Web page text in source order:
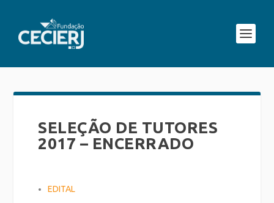
SELEÇÃO DE TUTORES
2017 – ENCERRADO
EDITAL